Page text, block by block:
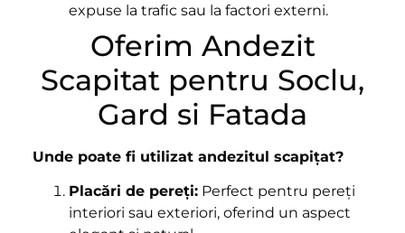
expuse la trafic sau la factori externi.
Oferim Andezit
Scapitat pentru Soclu,
Gard si Fatada
Unde poate fi utilizat andezitul scapițat?
Placări de pereți:Perfect pentru pereți
interiori sau exteriori, oferind un aspect